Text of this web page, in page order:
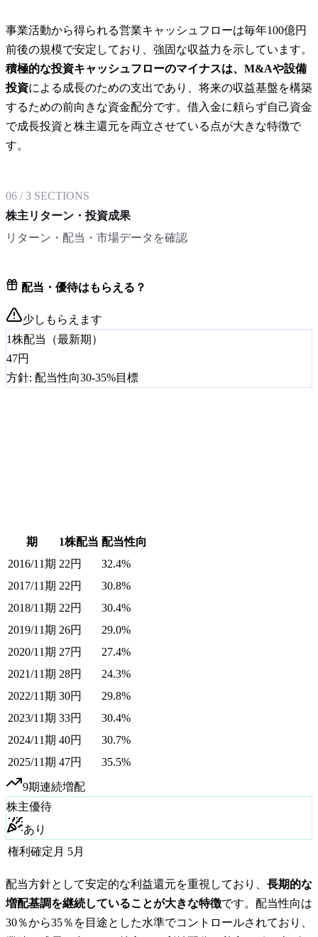
事業活動から得られる営業キャッシュフローは毎年100億円
前後の規模で安定しており、強固な収益力を示しています。
積極的な投資キャッシュフローのマイナスは、M&Aや設備
投資による成長のための支出であり、将来の収益基盤を構築
するための前向きな資金配分です。借入金に頼らず自己資金
で成長投資と株主還元を両立させている点が大きな特徴で
す。
06 /3 SECTIONS
株主リターン・投資成果
リターン・配当・市場データを確認
配当・優待はもらえる？
少しもらえます
1株配当（最新期）
47円
方針: 配当性向30-35%目標
期 1株配当 配当性向
2016/11期 22円
32.4%
2017/11期 22円
30.8%
2018/11期 22円
30.4%
2019/11期 26円
29.0%
2020/11期 27円
27.4%
2021/11期 28円
24.3%
2022/11期 30円
29.8%
2023/11期 33円
30.4%
2024/11期 40円
30.7%
2025/11期 47円 35.5%
9期連続増配
株主優待
あり
権利確定月 5月
配当方針として安定的な利益還元を重視しており、 長期的な
増配基調を継続していることが大きな特徴です。配当性向は
30％から35％を目途とした水準でコントロールされており、